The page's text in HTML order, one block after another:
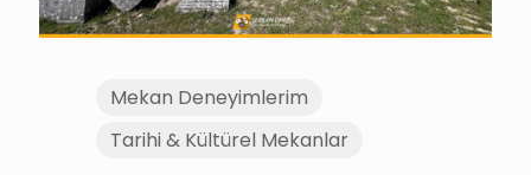
Mekan Deneyimlerim
Tarihi & Kültürel Mekanlar